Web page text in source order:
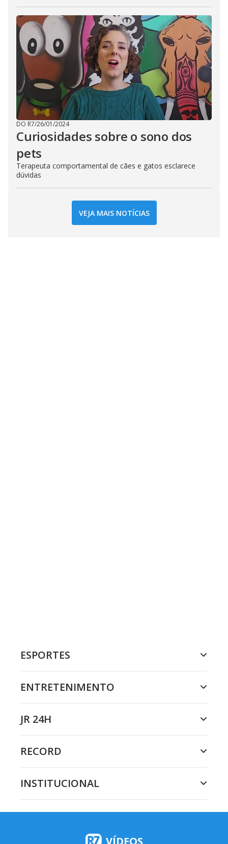
DO R7/26/01/2024
Curiosidades sobre o sono dos
pets
Terapeuta comportamental de cães e gatos esclarece
dúvidas
VEJA MAIS NOTÍCIAS
ESPORTES
ENTRETENIMENTO
JR 24H
RECORD
INSTITUCIONAL
VÍDEOS